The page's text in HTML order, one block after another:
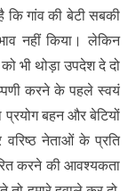
गांव की बेटी सबकी
नहीं किया। लेकिन
भी थोड़ा उपदेश दे दो
करने के पहले स्वयं
बहन और बेटियों
वरिष्ठ नेताओं के प्रति
करने की आवश्यकता